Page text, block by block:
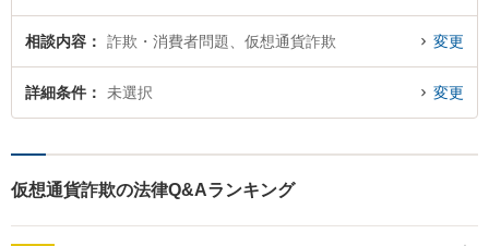
相談内容 詐欺・消費者問題、仮想通貨詐欺 変更
詳細条件 未選択 変更
仮想通貨詐欺の法律Q&Aランキング